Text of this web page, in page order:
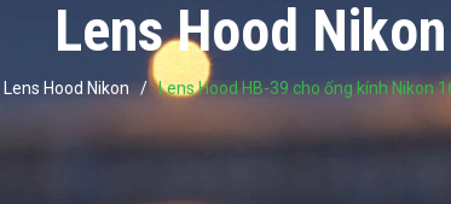
Lens Hood Nikon
Lens Hood Nikon / Lens Hood HB-39 cho ống kính Nikon